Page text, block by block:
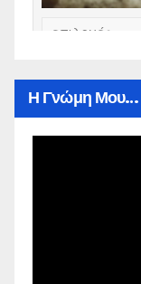
Η Γνώμη Μου…